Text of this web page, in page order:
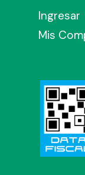
Ingresar
Mis